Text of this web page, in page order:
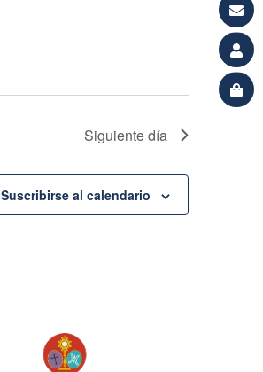
Siguiente día
Suscribirse al calendario